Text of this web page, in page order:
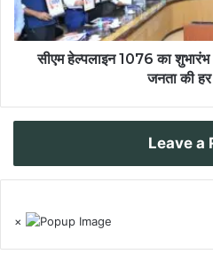
सीएम हेल्पलाइन 1076 का
जनता की
Leave a
×